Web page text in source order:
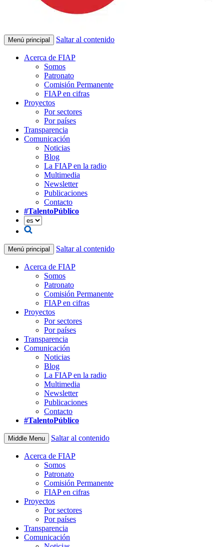
Menú principal Saltar al contenido
Acerca de FIAP
Somos
Patronato
Comisión Permanente
FIAP en cifras
Proyectos
Por sectores
Por países
Transparencia
Comunicación
Noticias
Blog
La FIAP en la radio
Multimedia
Newsletter
Publicaciones
Contacto
#TalentoPúblico
Menú principal Saltar al contenido
Acerca de FIAP
Somos
Patronato
Comisión Permanente
FIAP en cifras
Proyectos
Por sectores
Por países
Transparencia
Comunicación
Noticias
Blog
La FIAP en la radio
Multimedia
Newsletter
Publicaciones
Contacto
#TalentoPúblico
Middle Menu Saltar al contenido
Acerca de FIAP
Somos
Patronato
Comisión Permanente
FIAP en cifras
Proyectos
Por sectores
Por países
Transparencia
Comunicación